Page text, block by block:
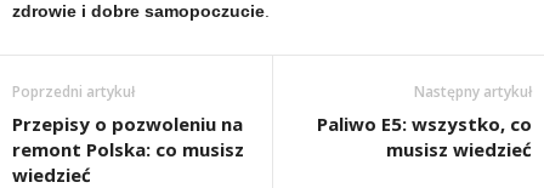
zdrowie i dobre samopoczucie
Poprzedni artykuł
Przepisy o pozwoleniu na
remont Polska: co musisz
wiedzieć
Następny artykuł
Paliwo E5: wszystko, co
musisz wiedzieć